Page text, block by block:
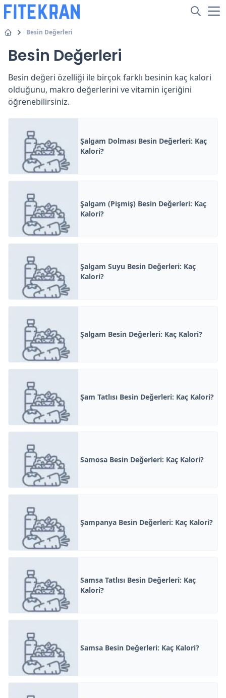
Besin Değerleri
Besin Değerleri
Besin değeri özelliği ile birçok farklı besinin kaç kalori
olduğunu, makro değerlerini ve vitamin içeriğini
öğrenebilirsiniz.
Şalgam Dolması Besin Değerleri: Kaç
Kalori?
Şalgam (Pişmiş) Besin Değerleri: Kaç
Kalori?
Şalgam Suyu Besin Değerleri: Kaç
Kalori?
Şalgam Besin Değerleri: Kaç Kalori?
Şam Tatlısı Besin Değerleri: Kaç Kalori?
Samosa Besin Değerleri: Kaç Kalori?
Şampanya Besin Değerleri: Kaç Kalori?
Samsa Tatlısı Besin Değerleri: Kaç
Kalori?
Samsa Besin Değerleri: Kaç Kalori?